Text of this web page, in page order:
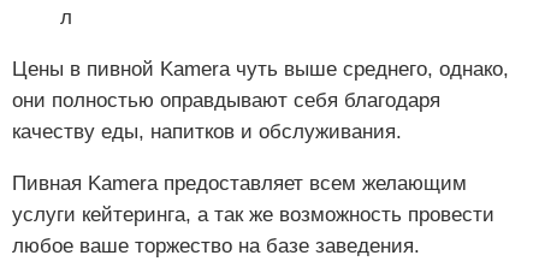
л
Цены в пивной Kamera чуть выше среднего, однако,
они полностью оправдывают себя благодаря
качеству еды, напитков и обслуживания.
Пивная Kamera предоставляет всем желающим
услуги кейтеринга, а так же возможность провести
любое ваше торжество на базе заведения.